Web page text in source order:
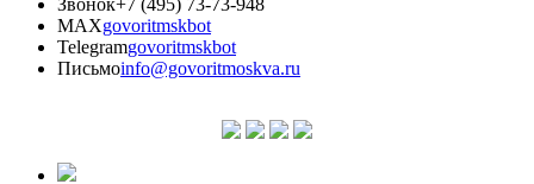
MAXgovoritmskbot
Telegramgovoritmskbot
Письмоinfo@govoritmoskva.ru